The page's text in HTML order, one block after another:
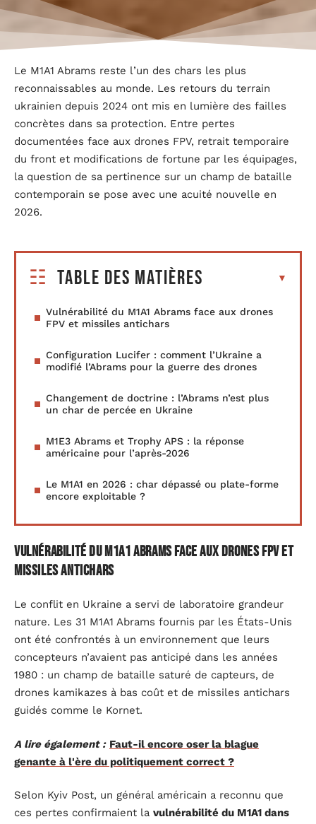
Le M1A1 Abrams reste l’un des chars les plus
reconnaissables au monde. Les retours du terrain
ukrainien depuis 2024 ont mis en lumière des failles
concrètes dans sa protection. Entre pertes
documentées face aux drones FPV, retrait temporaire
du front et modifications de fortune par les équipages,
la question de sa pertinence sur un champ de bataille
contemporain se pose avec une acuité nouvelle en
2026.
Table des matières
Vulnérabilité du M1A1 Abrams face aux drones
FPV et missiles antichars
Configuration Lucifer : comment l’Ukraine a
modifié l’Abrams pour la guerre des drones
Changement de doctrine : l’Abrams n’est plus
un char de percée en Ukraine
M1E3 Abrams et Trophy APS : la réponse
américaine pour l’après-2026
Le M1A1 en 2026 : char dépassé ou plate-forme
encore exploitable ?
Vulnérabilité du M1A1 Abrams face aux drones FPV et
missiles antichars
Le conflit en Ukraine a servi de laboratoire grandeur
nature. Les 31 M1A1 Abrams fournis par les États-Unis
ont été confrontés à un environnement que leurs
concepteurs n’avaient pas anticipé dans les années
1980 : un champ de bataille saturé de capteurs, de
drones kamikazes à bas coût et de missiles antichars
guidés comme le Kornet.
A lire également : Faut-il encore oser la blague
genante à l'ère du politiquement correct ?
Selon Kyiv Post, un général américain a reconnu que
ces pertes confirmaient la vulnérabilité du M1A1 dans